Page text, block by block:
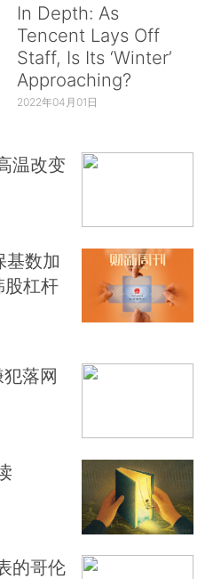
In Depth: As
Tencent Lays Off
Staff, Is Its ‘Winter’
Approaching?
2022年04月01日
温改变
基数加
股杠杆
犯落网
的哥伦